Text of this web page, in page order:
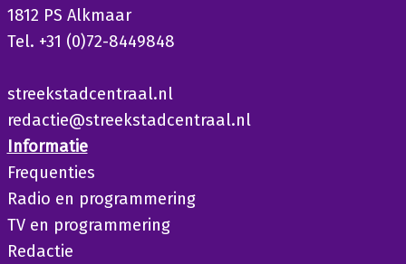
1812 PS Alkmaar
Tel. +31 (0)72-8449848
streekstadcentraal.nl
redactie@streekstadcentraal.nl
Informatie
Frequenties
Radio en programmering
TV en programmering
Redactie